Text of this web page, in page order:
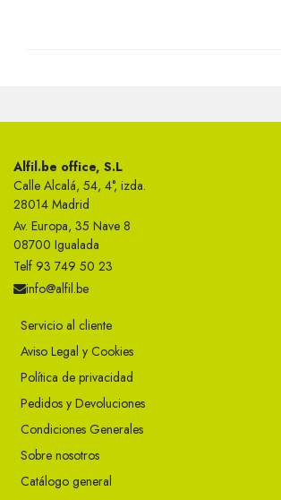
Alfil.be office, S.L
Calle Alcalá, 54, 4°, izda.
28014 Madrid
Av. Europa, 35 Nave 8
08700 Igualada
Telf 93 749 50 23
info@alfil.be
Servicio al cliente
Aviso Legal y Cookies
Política de privacidad
Pedidos y Devoluciones
Condiciones Generales
Sobre nosotros
Catálogo general